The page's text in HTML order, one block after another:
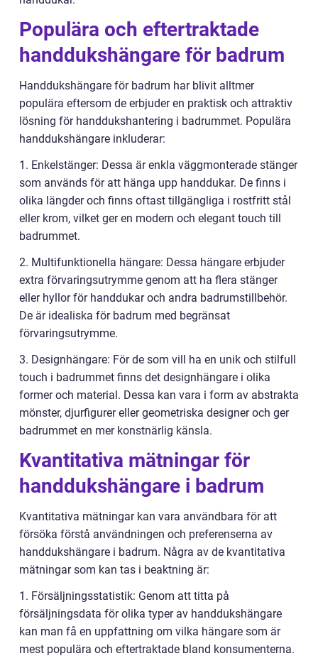
Populära och eftertraktade
handdukshängare för badrum
Handdukshängare för badrum har blivit alltmer
populära eftersom de erbjuder en praktisk och attraktiv
lösning för handdukshantering i badrummet. Populära
handdukshängare inkluderar:
1. Enkelstänger: Dessa är enkla väggmonterade stänger
som används för att hänga upp handdukar. De finns i
olika längder och finns oftast tillgängliga i rostfritt stål
eller krom, vilket ger en modern och elegant touch till
badrummet.
2. Multifunktionella hängare: Dessa hängare erbjuder
extra förvaringsutrymme genom att ha flera stänger
eller hyllor för handdukar och andra badrumstillbehör.
De är idealiska för badrum med begränsat
förvaringsutrymme.
3. Designhängare: För de som vill ha en unik och stilfull
touch i badrummet finns det designhängare i olika
former och material. Dessa kan vara i form av abstrakta
mönster, djurfigurer eller geometriska designer och ger
badrummet en mer konstnärlig känsla.
Kvantitativa mätningar för
handdukshängare i badrum
Kvantitativa mätningar kan vara användbara för att
försöka förstå användningen och preferenserna av
handdukshängare i badrum. Några av de kvantitativa
mätningar som kan tas i beaktning är:
1. Försäljningsstatistik: Genom att titta på
försäljningsdata för olika typer av handdukshängare
kan man få en uppfattning om vilka hängare som är
mest populära och eftertraktade bland konsumenterna.